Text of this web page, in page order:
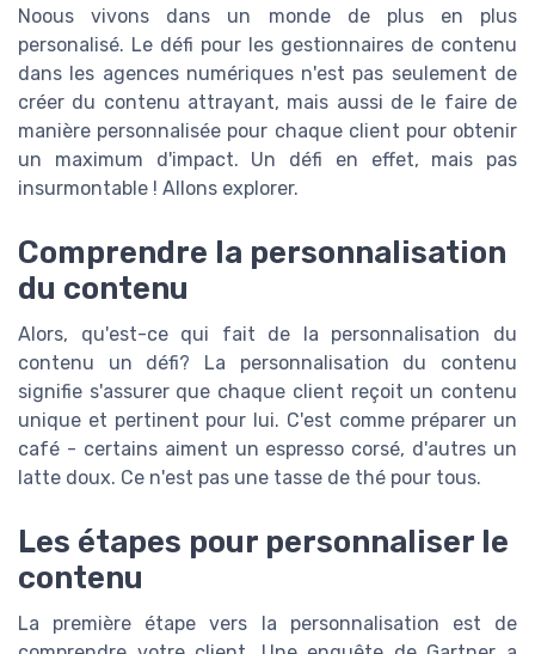
Noous vivons dans un monde de plus en plus
personalisé. Le défi pour les gestionnaires de contenu
dans les agences numériques n'est pas seulement de
créer du contenu attrayant, mais aussi de le faire de
manière personnalisée pour chaque client pour obtenir
un maximum d'impact. Un défi en effet, mais pas
insurmontable ! Allons explorer.
Comprendre la personnalisation
du contenu
Alors, qu'est-ce qui fait de la personnalisation du
contenu un défi? La personnalisation du contenu
signifie s'assurer que chaque client reçoit un contenu
unique et pertinent pour lui. C'est comme préparer un
café - certains aiment un espresso corsé, d'autres un
latte doux. Ce n'est pas une tasse de thé pour tous.
Les étapes pour personnaliser le
contenu
La première étape vers la personnalisation est de